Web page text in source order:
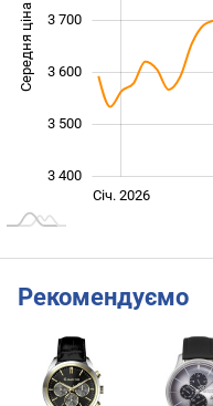
Середня ціна
3 400
3 500
3 600
3 700
L
Жовт.
Січ. 2026
Січ. 2027
Лип.
Рекомендуємо